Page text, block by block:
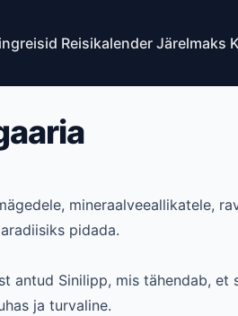
Reisikalender Järelmaks
mineraalveeallikatele,
pidada.
antud Sinilipp, mis tähendab, et
ja turvaline.